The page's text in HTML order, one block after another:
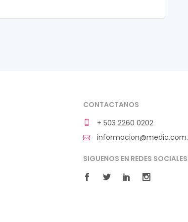
CONTACTANOS
+ 503 2260 0202
SIGUENOS EN REDES SOCIALES